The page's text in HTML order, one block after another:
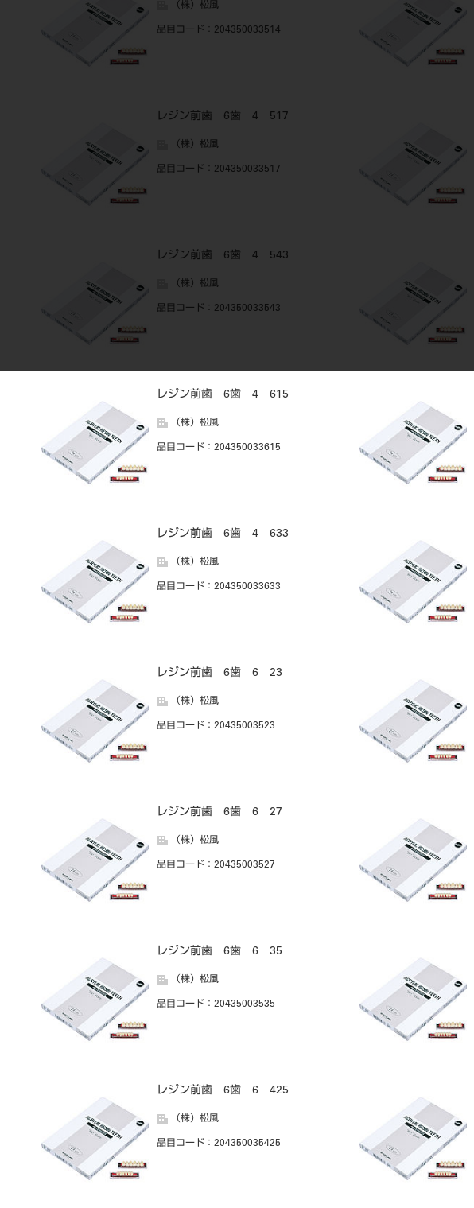
（株）松風
品目コード ：204350033514
レジン前歯 6歯 4 517
（株）松風
品目コード ：204350033517
レジン前歯 6歯 4 543
（株）松風
品目コード ：204350033543
レジン前歯 6歯 4 615
（株）松風
品目コード ：204350033615
レジン前歯 6歯 4 633
（株）松風
品目コード ：204350033633
レジン前歯 6歯 6 23
（株）松風
品目コード ：20435003523
レジン前歯 6歯 6 27
（株）松風
品目コード ：20435003527
レジン前歯 6歯 6 35
（株）松風
品目コード ：20435003535
レジン前歯 6歯 6 425
（株）松風
品目コード ：204350035425